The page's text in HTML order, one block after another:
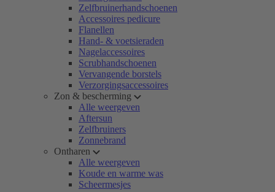
Zelfbruinerhandschoenen
Accessoires pedicure
Flanellen
Hand- & voetsieraden
Nagelaccessoires
Scrubhandschoenen
Vervangende borstels
Verzorgingsaccessoires
Zon & bescherming
Alle weergeven
Aftersun
Zelfbruiners
Zonnebrand
Ontharen
Alle weergeven
Koude en warme was
Scheermesjes